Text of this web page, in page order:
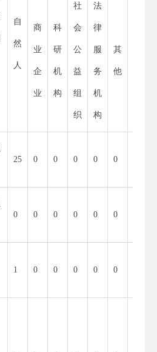
自
然
人
商
业
企
业
科
研
机
构
社
会
公
益
组
织
法
律
服
务
机
构
其
他
25 0 0 0 0 0
0 0 0 0 0 0
1 0 0 0 0 0